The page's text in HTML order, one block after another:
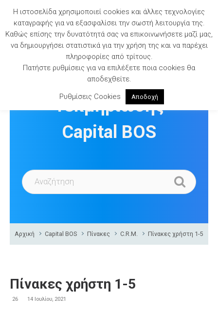
content
Βιβλιοθήκη
Τεκμηρίωσης
Capital BOS
Αρχική Capital BOS Πίνακες C.R.M. Πίνακες χρήστη 1-5
Πίνακες χρήστη 1-5
26 14 Ιουλίου, 2021
Η ιστοσελίδα χρησιμοποιεί cookies και άλλες τεχνολογίες
καταγραφής για να εξασφαλίσει την σωστή λειτουργία της.
Καθώς επίσης την δυνατότητά σας να επικοινωνήσετε μαζί μας,
να δημιουργήσει στατιστικά για την χρήση της και να παρέχει
πληροφορίες από τρίτους.
Πατήστε ρυθμίσεις για να επιλέξετε ποια cookies θα
αποδεχθείτε.
Ρυθμίσεις Cookies
Αποδοχή